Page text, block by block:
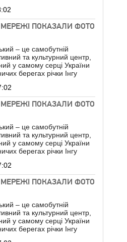
ПОКАЗАЛИ ФОТО
– це самобутній
та культурний центр,
у самому серці України
берегах річки Інгу
ПОКАЗАЛИ ФОТО
– це самобутній
та культурний центр,
у самому серці України
берегах річки Інгу
ПОКАЗАЛИ ФОТО
– це самобутній
та культурний центр,
у самому серці України
берегах річки Інгу